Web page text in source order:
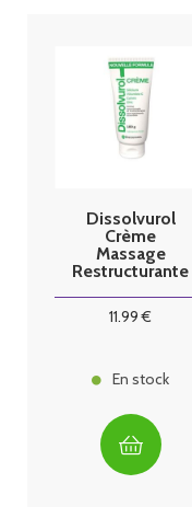
Dissolvurol
Crème
Massage
Restructurante
11.99 €
En stock